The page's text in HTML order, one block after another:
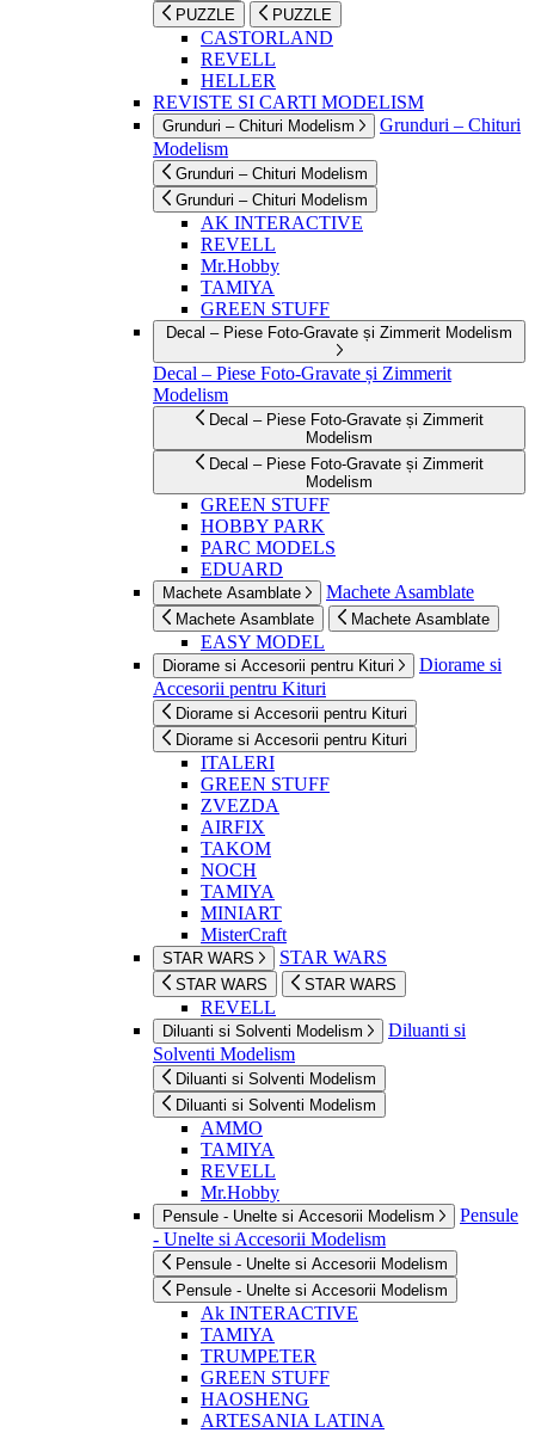
PUZZLE PUZZLE
CASTORLAND
REVELL
HELLER
REVISTE SI CARTI MODELISM
Grunduri – Chituri Modelism
Grunduri – Chituri
Modelism
Grunduri – Chituri Modelism
Grunduri – Chituri Modelism
AK INTERACTIVE
REVELL
Mr.Hobby
TAMIYA
GREEN STUFF
Decal – Piese Foto-Gravate și Zimmerit Modelism
Decal – Piese Foto-Gravate și Zimmerit
Modelism
Decal – Piese Foto-Gravate și Zimmerit
Modelism
Decal – Piese Foto-Gravate și Zimmerit
Modelism
GREEN STUFF
HOBBY PARK
PARC MODELS
EDUARD
Machete Asamblate Machete Asamblate
Machete Asamblate Machete Asamblate
EASY MODEL
Diorame si Accesorii pentru Kituri
Diorame si
Accesorii pentru Kituri
Diorame si Accesorii pentru Kituri
Diorame si Accesorii pentru Kituri
ITALERI
GREEN STUFF
ZVEZDA
AIRFIX
TAKOM
NOCH
TAMIYA
MINIART
MisterCraft
STAR WARS STAR WARS
STAR WARS STAR WARS
REVELL
Diluanti si Solventi Modelism
Diluanti si
Solventi Modelism
Diluanti si Solventi Modelism
Diluanti si Solventi Modelism
AMMO
TAMIYA
REVELL
Mr.Hobby
Pensule - Unelte si Accesorii Modelism
Pensule
- Unelte si Accesorii Modelism
Pensule - Unelte si Accesorii Modelism
Pensule - Unelte si Accesorii Modelism
Ak INTERACTIVE
TAMIYA
TRUMPETER
GREEN STUFF
HAOSHENG
ARTESANIA LATINA